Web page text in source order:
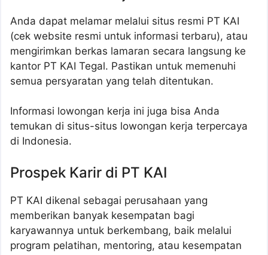
Anda dapat melamar melalui situs resmi PT KAI
(cek website resmi untuk informasi terbaru), atau
mengirimkan berkas lamaran secara langsung ke
kantor PT KAI Tegal. Pastikan untuk memenuhi
semua persyaratan yang telah ditentukan.
Informasi lowongan kerja ini juga bisa Anda
temukan di situs-situs lowongan kerja terpercaya
di Indonesia.
Prospek Karir di PT KAI
PT KAI dikenal sebagai perusahaan yang
memberikan banyak kesempatan bagi
karyawannya untuk berkembang, baik melalui
program pelatihan, mentoring, atau kesempatan